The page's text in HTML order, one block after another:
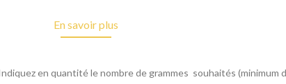
En savoir plus
en quantité le nombre de grammes souhaités (minimum